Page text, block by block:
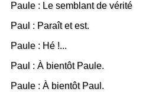
Paule : Le semblant de vérité
Paul : Paraît et est.
Paule : Hé !...
Paul : À bientôt Paule.
Paule : À bientôt Paul.